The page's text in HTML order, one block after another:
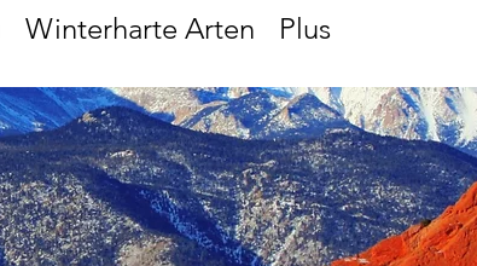
Winterharte Arten Plus